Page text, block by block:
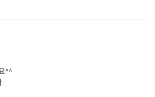
^^